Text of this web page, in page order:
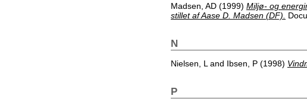
Madsen, AD (1999) Miljø- og
stillet af Aase D. Madsen (DF).
N
Nielsen, L and Ibsen, P (1998)
P